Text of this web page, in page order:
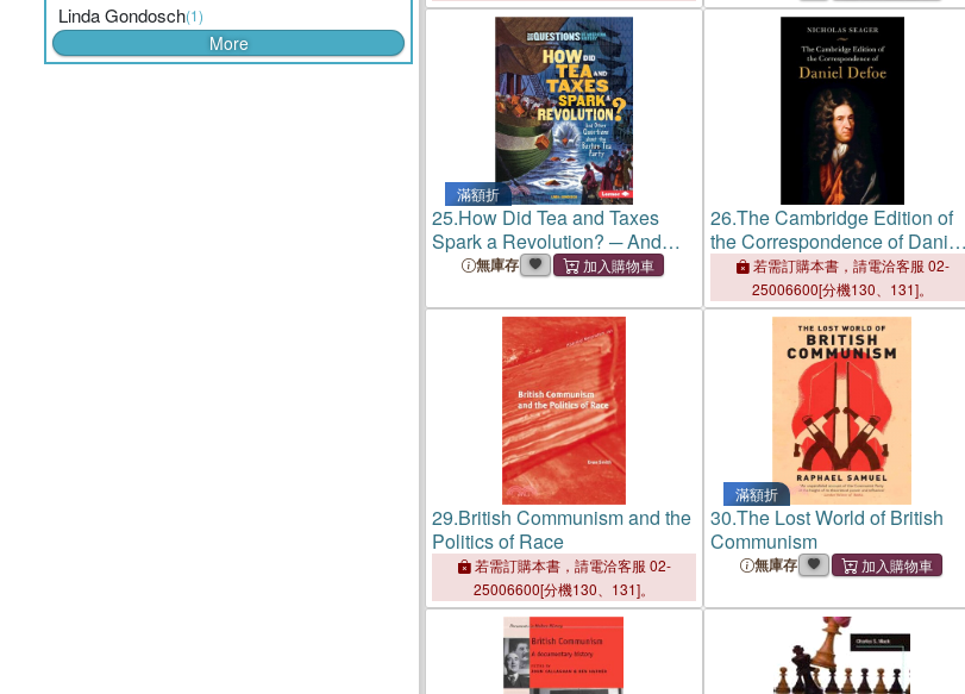
Linda Gondosch(1)
More
滿額折
25.How Did Tea and Taxes
Spark a Revolution? ─ And
Other Questions About the
無庫存
26.The Cambridge Edition of
the Correspondence of Daniel
Defoe若需訂購本書，請電洽客服 02-
25006600[分機130、131]。
29.British Communism and the
Politics of Race
若需訂購本書，請電洽客服 02-
25006600[分機130、131]。
滿額折
30.The Lost World of British
Communism
無庫存